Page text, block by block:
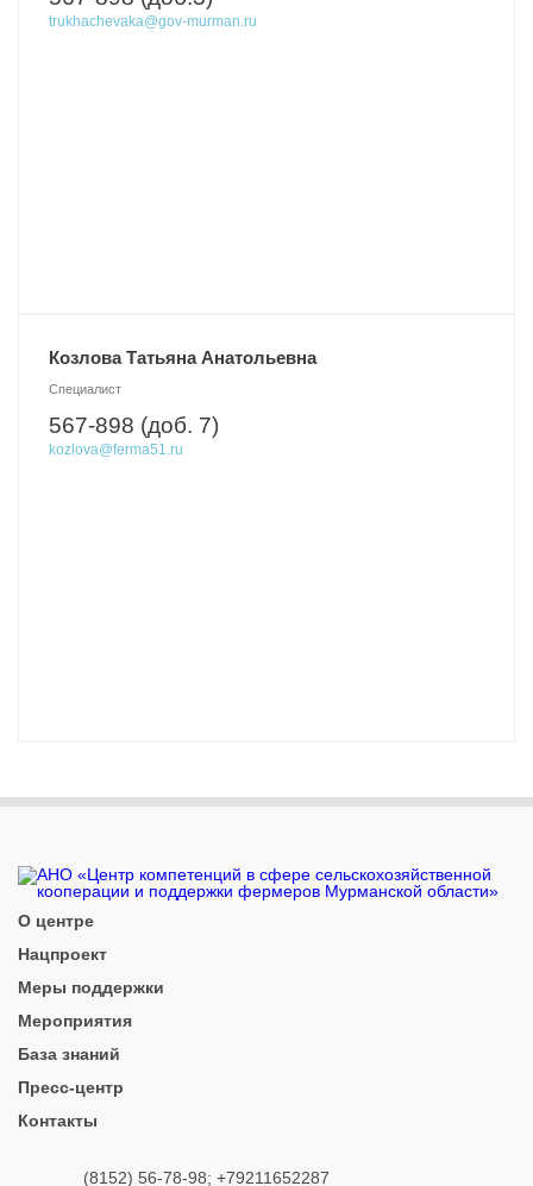
trukhachevaka@gov-murman.ru
Козлова Татьяна Анатольевна
Специалист
567-898 (доб. 7)
kozlova@ferma51.ru
О центре
Нацпроект
Меры поддержки
Мероприятия
База знаний
Пресс-центр
Контакты
(8152) 56-78-98; +79211652287